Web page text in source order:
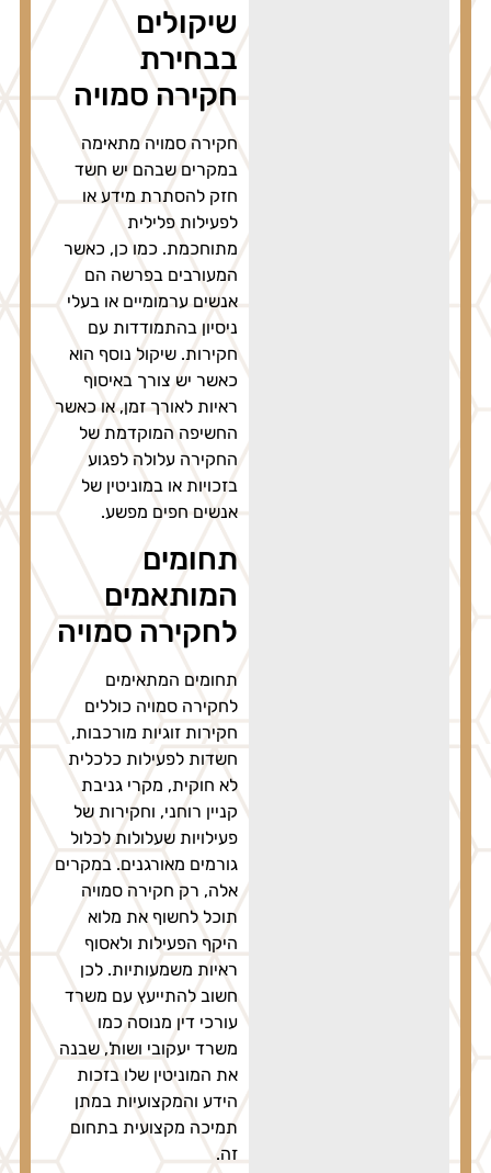
שיקולים
בבחירת
חקירה סמויה
חקירה סמויה מתאימה
במקרים שבהם יש חשד
חזק להסתרת מידע או
לפעילות פלילית
מתוחכמת. כמו כן, כאשר
המעורבים בפרשה הם
אנשים ערמומיים או בעלי
ניסיון בהתמודדות עם
חקירות. שיקול נוסף הוא
כאשר יש צורך באיסוף
ראיות לאורך זמן, או כאשר
החשיפה המוקדמת של
החקירה עלולה לפגוע
בזכויות או במוניטין של
אנשים חפים מפשע.
תחומים
המותאמים
לחקירה סמויה
תחומים המתאימים
לחקירה סמויה כוללים
חקירות זוגיות מורכבות,
חשדות לפעילות כלכלית
לא חוקית, מקרי גניבת
קניין רוחני, וחקירות של
פעילויות שעלולות לכלול
גורמים מאורגנים. במקרים
אלה, רק חקירה סמויה
תוכל לחשוף את מלוא
היקף הפעילות ולאסוף
ראיות משמעותיות. לכן
חשוב להתייעץ עם משרד
עורכי דין מנוסה כמו
משרד יעקובי ושות', שבנה
את המוניטין שלו בזכות
הידע והמקצועיות במתן
תמיכה מקצועית בתחום